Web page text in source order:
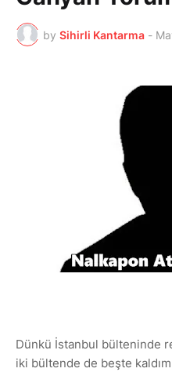
by Sihirli Kantarma -
Dünkü İstanbul bülteninde
iki bültende de beşte